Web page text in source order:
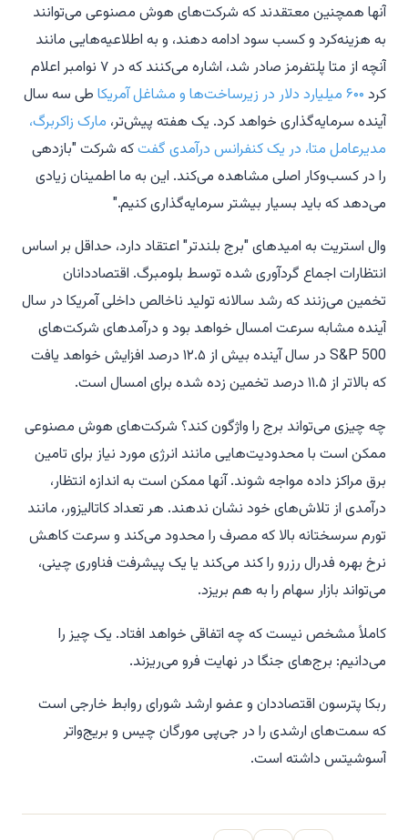
آنها همچنین معتقدند که شرکت‌های هوش مصنوعی می‌توانند
به هزینه‌کرد و کسب سود ادامه دهند، و به اطلاعیه‌هایی مانند
آنچه از متا پلتفرمز صادر شد، اشاره می‌کنند که در ۷ نوامبر اعلام
کرد ۶۰۰ میلیارد دلار در زیرساخت‌ها و مشاغل آمریکا
طی سه سال
آینده سرمایه‌گذاری خواهد کرد. یک هفته پیش‌تر، مارک زاکربرگ،
مدیرعامل متا، در یک کنفرانس درآمدی گفتکه شرکت "بازدهی
را در کسب‌وکار اصلی مشاهده می‌کند. این به ما اطمینان زیادی
می‌دهد که باید بسیار بیشتر سرمایه‌گذاری کنیم."
وال استریت به امیدهای "برج بلندتر" اعتقاد دارد، حداقل بر اساس
انتظارات اجماع گردآوری شده توسط بلومبرگ. اقتصاددانان
تخمین می‌زنند که رشد سالانه تولید ناخالص داخلی آمریکا در سال
آینده مشابه سرعت امسال خواهد بود و درآمدهای شرکت‌های
S&P 500 در سال آینده بیش از ۱۲.۵ درصد افزایش خواهد یافت
که بالاتر از ۱۱.۵ درصد تخمین زده شده برای امسال است.
چه چیزی می‌تواند برج را واژگون کند؟ شرکت‌های هوش مصنوعی
ممکن است با محدودیت‌هایی مانند انرژی مورد نیاز برای تامین
برق مراکز داده مواجه شوند. آنها ممکن است به اندازه انتظار،
درآمدی از تلاش‌های خود نشان ندهند. هر تعداد کاتالیزور، مانند
تورم سرسختانه بالا که مصرف را محدود می‌کند و سرعت کاهش
نرخ بهره فدرال رزرو را کند می‌کند یا یک پیشرفت فناوری چینی،
می‌تواند بازار سهام را به هم بریزد.
کاملاً مشخص نیست که چه اتفاقی خواهد افتاد. یک چیز را
می‌دانیم: برج‌های جنگا در نهایت فرو می‌ریزند.
ربکا پترسون اقتصاددان و عضو ارشد شورای روابط خارجی است
که سمت‌های ارشدی را در جی‌پی مورگان چیس و بریج‌واتر
آسوشیتس داشته است.